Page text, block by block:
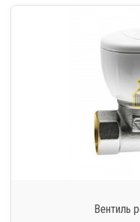
Вентиль